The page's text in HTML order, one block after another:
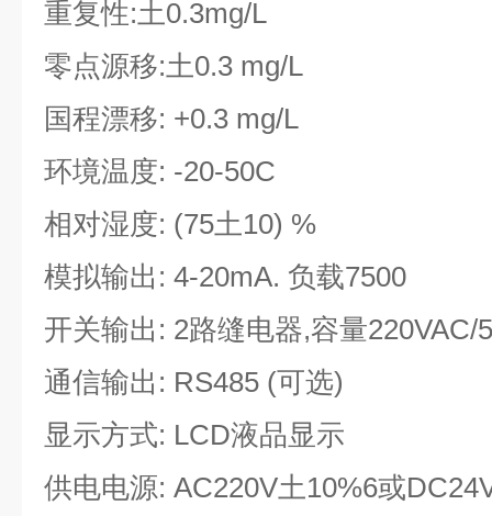
重复性:土0.3mg/L
零点源移:土0.3 mg/L
国程漂移: +0.3 mg/L
环境温度: -20-50C
相对湿度: (75土10) %
模拟输出: 4-20mA. 负载7500
开关输出: 2路缝电器,容量220VAC/
通信输出: RS485 (可选)
显示方式: LCD液品显示
供电电源: AC220V土10%6或